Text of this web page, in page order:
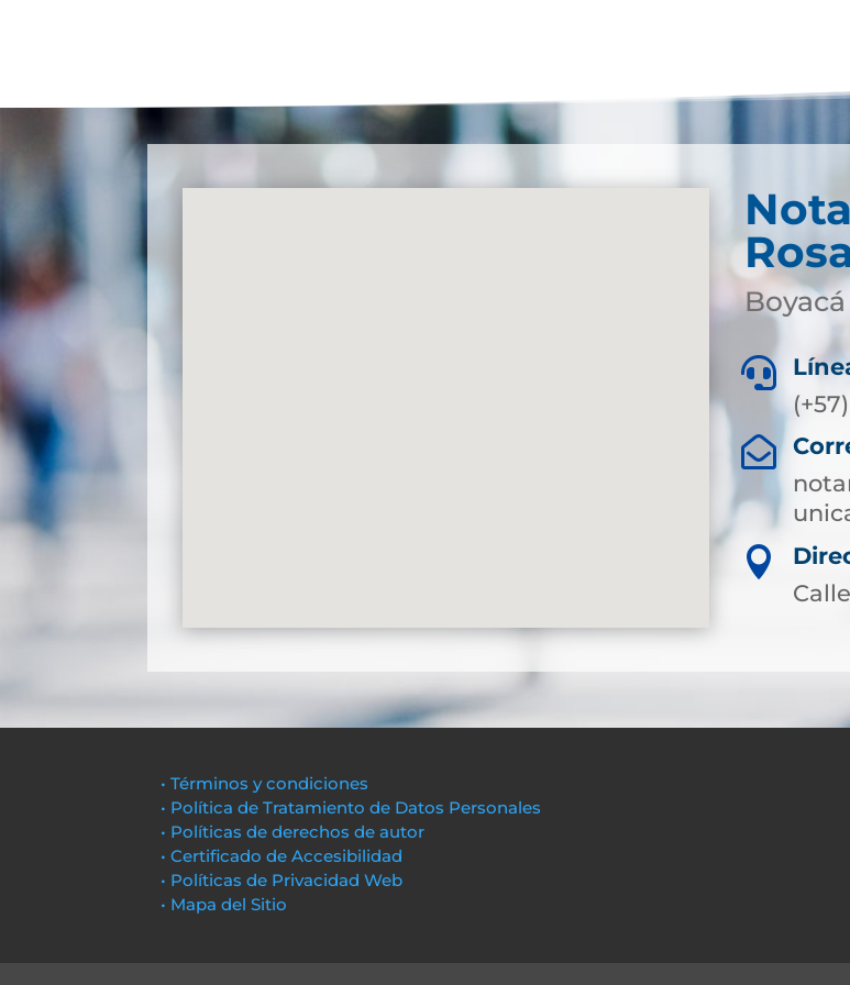
Boyacá



• Términos y condiciones
• Política de Tratamiento de Datos Personales
• Políticas de derechos de autor
• Certificado de Accesibilidad
• Políticas de Privacidad Web
• Mapa del Sitio